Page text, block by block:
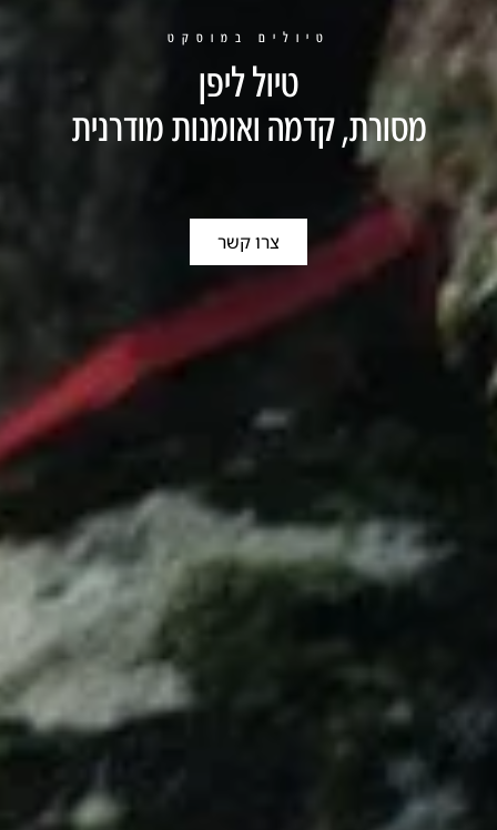
טיולים במוסקט
טיול ליפן
מסורת, קדמה ואומנות מודרנית
צרו קשר